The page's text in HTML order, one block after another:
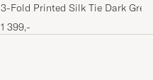
3-Fold Printed Silk Tie Dark
1 399,-